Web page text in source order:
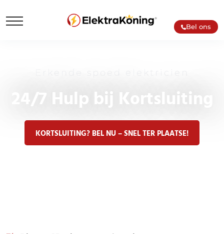
Bel ons
24/7 Hulp bij Kortsluiting
KORTSLUITING? BEL NU – SNEL TER PLAATSE!